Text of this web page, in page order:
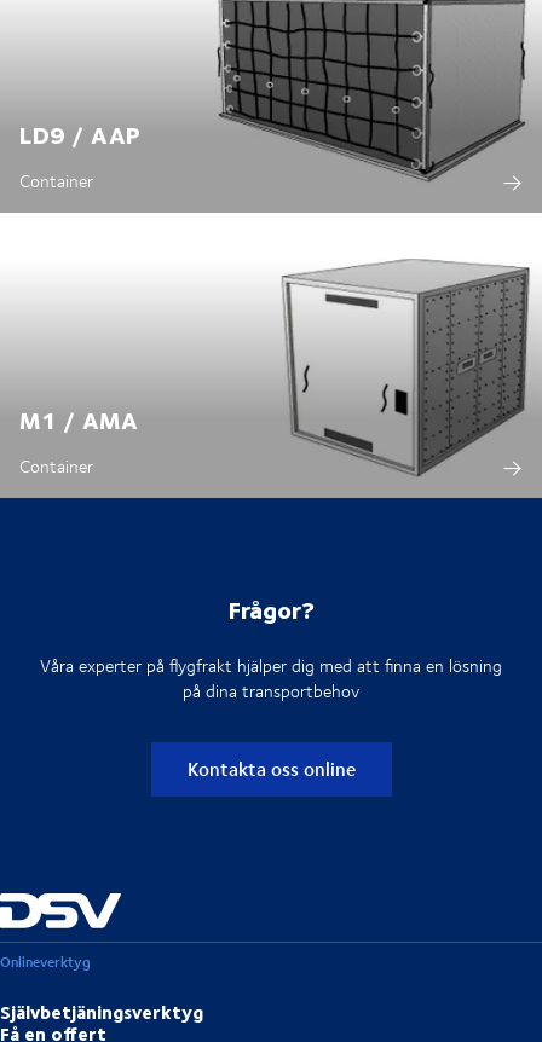
LD9 / AAP
Container
M1 / AMA
Container
Frågor?
Våra experter på flygfrakt hjälper dig med att finna en lösning
på dina transportbehov
Kontakta oss online
Onlineverktyg
Självbetjäningsverktyg
Få en offert